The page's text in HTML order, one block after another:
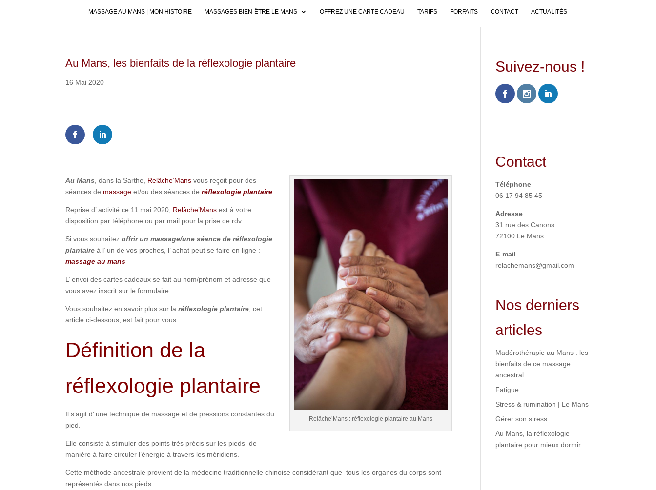
MASSAGE AU MANS | MON HISTOIRE MASSAGES BIEN-ÊTRE LE MANS OFFREZ UNE CARTE CADEAU TARIFS FORFAITS CONTACT ACTUALITÉS
Au Mans, les bienfaits de la réflexologie plantaire
16 Mai 2020
Relâche’Mans : réflexologie plantaire au Mans
Au Mans , dans la Sarthe, Relâche’Mans vous reçoit pour des
séances de massage et/ou des séances de réflexologie plantaire
Reprise d’ activité ce 11 mai 2020, Relâche’Mans est à votre
disposition par téléphone ou par mail pour la prise de rdv.
Si vous souhaitezoffrir un massage/une séance de réflexologie
plantaire à l’ un de vos proches, l’ achat peut se faire en ligne :
massage au mans
L’ envoi des cartes cadeaux se fait au nom/prénom et adresse que
vous avez inscrit sur le formulaire.
Vous souhaitez en savoir plus sur laréflexologie plantaire , cet
article ci-dessous, est fait pour vous :
Définition de la
réflexologie plantaire
Il s’agit d’ une technique de massage et de pressions constantes du
pied.
Elle consiste à stimuler des points très précis sur les pieds, de
manière à faire circuler l’énergie à travers les méridiens.
Cette méthode ancestrale provient de la médecine traditionnelle chinoise considérant que tous les organes du corps sont
représentés dans nos pieds.
Suivez-nous !
Contact
Téléphone
06 17 94 85 45
Adresse
31 rue des Canons
72100 Le Mans
E-mail
relachemans@gmail.com
Nos derniers
articles
Madérothérapie au Mans : les
bienfaits de ce massage
ancestral
Fatigue
Stress & rumination | Le Mans
Gérer son stress
Au Mans, la réflexologie
plantaire pour mieux dormir